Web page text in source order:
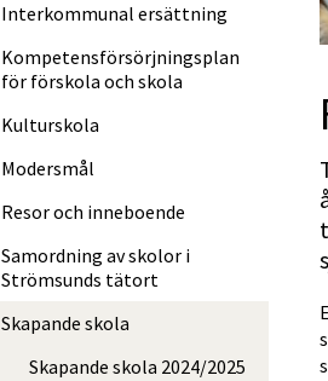
Interkommunal ersättning
Kompetens­försörjningsplan
för förskola och skola
Kulturskola
Modersmål
Resor och inneboende
Samordning av skolor i
Strömsunds tätort
Skapande skola
Skapande skola 2024/2025